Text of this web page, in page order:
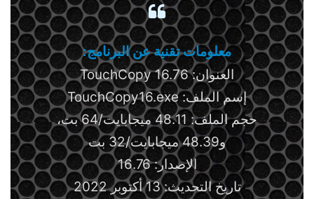
معلومات تقنية عن البرنامج:
العنوان: TouchCopy 16.76
إسم الملف: TouchCopy16.exe
حجم الملف: 48.11 ميجابايت/64 بت،
و48.39 ميجابايت/32 بت
الإصدار: 16.76
تاريخ التحديث: 13 أكتوبر 2022